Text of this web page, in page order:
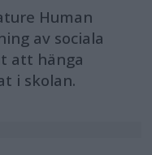
Human
av sociala
att hänga
i skolan.